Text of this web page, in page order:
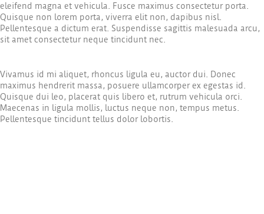
eleifend magna et vehicula. Fusce maximus consectetur porta.
Quisque non lorem porta, viverra elit non, dapibus nisl.
Pellentesque a dictum erat. Suspendisse sagittis malesuada arcu,
sit amet consectetur neque tincidunt nec.
Vivamus id mi aliquet, rhoncus ligula eu, auctor dui. Donec
maximus hendrerit massa, posuere ullamcorper ex egestas id.
Quisque dui leo, placerat quis libero et, rutrum vehicula orci.
Maecenas in ligula mollis, luctus neque non, tempus metus.
Pellentesque tincidunt tellus dolor lobortis.